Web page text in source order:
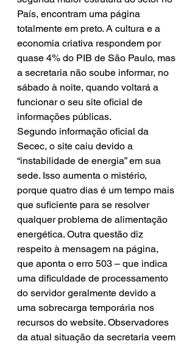
País, encontram uma página
totalmente em preto. A cultura e a
economia criativa respondem por
quase 4% do PIB de São Paulo, mas
a secretaria não soube informar, no
sábado à noite, quando voltará a
funcionar o seu site oficial de
informações públicas.
Segundo informação oficial da
Secec, o site caiu devido a
“instabilidade de energia” em sua
sede. Isso aumenta o mistério,
porque quatro dias é um tempo mais
que suficiente para se resolver
qualquer problema de alimentação
energética. Outra questão diz
respeito à mensagem na página,
que aponta o erro 503 – que indica
uma dificuldade de processamento
do servidor geralmente devido a
uma sobrecarga temporária nos
recursos do website. Observadores
da atual situação da secretaria veem